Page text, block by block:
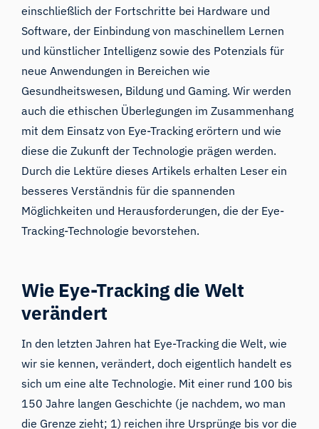
einschließlich der Fortschritte bei Hardware und
Software, der Einbindung von maschinellem Lernen
und künstlicher Intelligenz sowie des Potenzials für
neue Anwendungen in Bereichen wie
Gesundheitswesen, Bildung und Gaming. Wir werden
auch die ethischen Überlegungen im Zusammenhang
mit dem Einsatz von Eye-Tracking erörtern und wie
diese die Zukunft der Technologie prägen werden.
Durch die Lektüre dieses Artikels erhalten Leser ein
besseres Verständnis für die spannenden
Möglichkeiten und Herausforderungen, die der Eye-
Tracking-Technologie bevorstehen.
Wie Eye-Tracking die Welt
verändert
In den letzten Jahren hat Eye-Tracking die Welt, wie
wir sie kennen, verändert, doch eigentlich handelt es
sich um eine alte Technologie. Mit einer rund 100 bis
150 Jahre langen Geschichte (je nachdem, wo man
die Grenze zieht; 1) reichen ihre Ursprünge bis vor die